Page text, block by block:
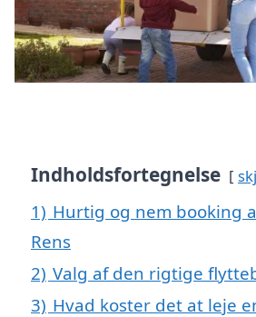
Indholdsfortegnelse
1) Hurtig og nem booking
Rens
2) Valg af den rigtige
3) Hvad koster det at leje